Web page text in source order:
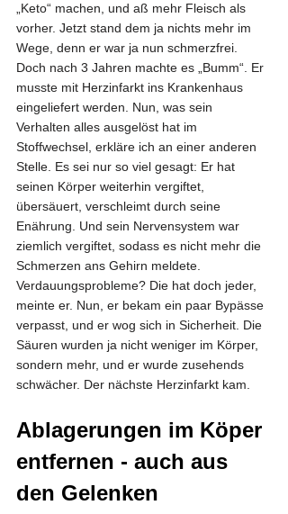
„Keto“ machen, und aß mehr Fleisch als
vorher. Jetzt stand dem ja nichts mehr im
Wege, denn er war ja nun schmerzfrei.
Doch nach 3 Jahren machte es „Bumm“. Er
musste mit Herzinfarkt ins Krankenhaus
eingeliefert werden. Nun, was sein
Verhalten alles ausgelöst hat im
Stoffwechsel, erkläre ich an einer anderen
Stelle. Es sei nur so viel gesagt: Er hat
seinen Körper weiterhin vergiftet,
übersäuert, verschleimt durch seine
Enährung. Und sein Nervensystem war
ziemlich vergiftet, sodass es nicht mehr die
Schmerzen ans Gehirn meldete.
Verdauungsprobleme? Die hat doch jeder,
meinte er. Nun, er bekam ein paar Bypässe
verpasst, und er wog sich in Sicherheit. Die
Säuren wurden ja nicht weniger im Körper,
sondern mehr, und er wurde zusehends
schwächer. Der nächste Herzinfarkt kam.
Ablagerungen im Köper
entfernen - auch aus
den Gelenken